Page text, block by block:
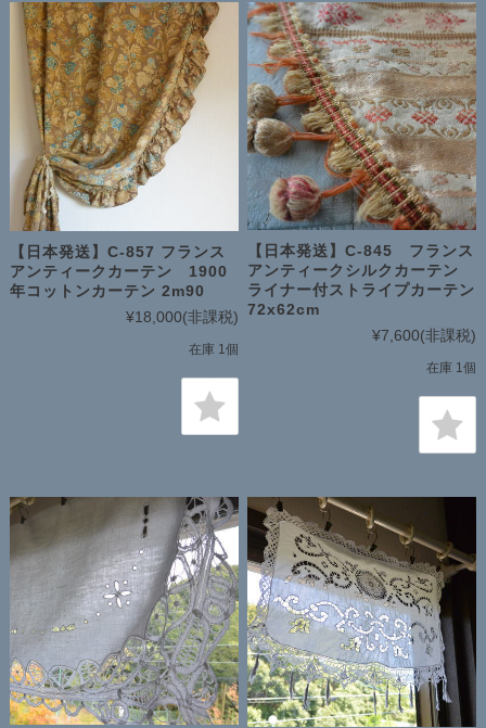
【日本発送】C-857 フランス
アンティークカーテン 1900
年コットンカーテン 2m90
¥18,000(非課税)
在庫 1個
【日本発送】C-845 フランス
アンティークシルクカーテン
ライナー付ストライプカーテン
72x62cm
¥7,600(非課税)
在庫 1個